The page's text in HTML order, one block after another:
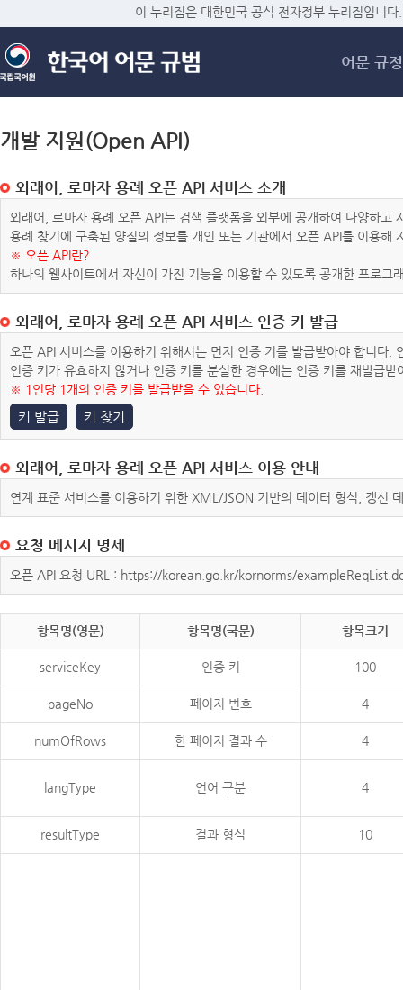
메
이 누리집은 대한민국 공식 전자정부 누리집입니다.
어문 규정
개발 지원(Open API)
외래어, 로마자 용례 오픈 API 서비스 소개
외래어, 로마자 용례 오픈 API는 검색 플랫폼을 외부에 공개하여 다양하
용례 찾기에 구축된 양질의 정보를 개인 또는 기관에서 오픈 API를 이용해
※ 오픈 API란?
하나의 웹사이트에서 자신이 가진 기능을 이용할 수 있도록 공개한 프로그
외래어, 로마자 용례 오픈 API 서비스 인증 키 발급
오픈 API 서비스를 이용하기 위해서는 먼저 인증 키를 발급받아야 합니다
인증 키가 유효하지 않거나 인증 키를 분실한 경우에는 인증 키를 재발급받
※ 1인당 1개의 인증 키를 발급받을 수 있습니다.
키 발급 키 찾기
외래어, 로마자 용례 오픈 API 서비스 이용 안내
연계 표준 서비스를 이용하기 위한 XML/JSON 기반의 데이터 형식, 갱신
요청 메시지 명세
오픈 API 요청 URL : https://korean.go.kr/kornorms/
항목명(영문) 항목명(국문) 항목크기
serviceKey 인증 키 100
pageNo 페이지 번호 4
numOfRows 한 페이지 결과 수 4
langType 언어 구분 4
resultType 결과 형식 10